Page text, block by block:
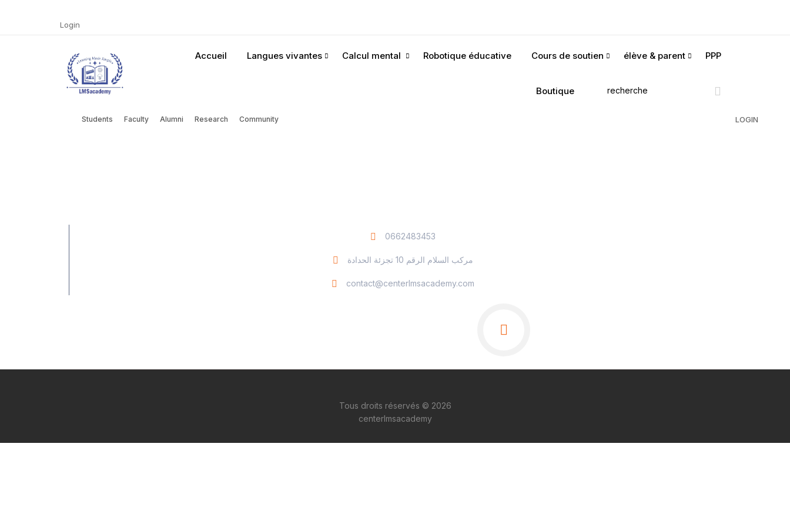
Login
Accueil Langues vivantes Calcul mental Robotique éducative Cours de soutien élève & parent PPP
Boutique
Students Faculty Alumni Research Community LOGIN
0662483453
مركب السلام الرقم 10 تجزئة الحدادة
contact@centerlmsacademy.com
Tous droits réservés © 2026
centerlmsacademy